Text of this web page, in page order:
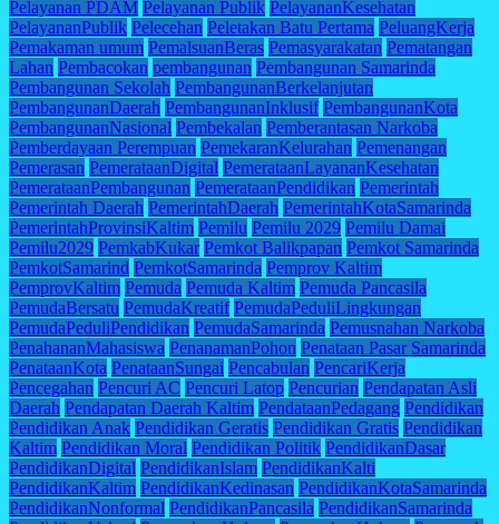
Pelayanan PDAM Pelayanan Publik PelayananKesehatan
PelayananPublik Pelecehan Peletakan Batu Pertama PeluangKerja
Pemakaman umum PemalsuanBeras Pemasyarakatan Pematangan
Lahan Pembacokan pembangunan Pembangunan Samarinda
Pembangunan Sekolah PembangunanBerkelanjutan
PembangunanDaerah PembangunanInklusif PembangunanKota
PembangunanNasional Pembekalan Pemberantasan Narkoba
Pemberdayaan Perempuan PemekaranKelurahan Pemenangan
Pemerasan PemerataanDigital PemerataanLayananKesehatan
PemerataanPembangunan PemerataanPendidikan Pemerintah
Pemerintah Daerah PemerintahDaerah PemerintahKotaSamarinda
PemerintahProvinsiKaltim Pemilu Pemilu 2029 Pemilu Damai
Pemilu2029 PemkabKukar Pemkot Balikpapan Pemkot Samarinda
PemkotSamarind PemkotSamarinda Pemprov Kaltim
PemprovKaltim Pemuda Pemuda Kaltim Pemuda Pancasila
PemudaBersatu PemudaKreatif PemudaPeduliLingkungan
PemudaPeduliPendidikan PemudaSamarinda Pemusnahan Narkoba
PenahananMahasiswa PenanamanPohon Penataan Pasar Samarinda
PenataanKota PenataanSungai Pencabulan PencariKerja
Pencegahan Pencuri AC Pencuri Latop Pencurian Pendapatan Asli
Daerah Pendapatan Daerah Kaltim PendataanPedagang Pendidikan
Pendidikan Anak Pendidikan Geratis Pendidikan Gratis Pendidikan
Kaltim Pendidikan Moral Pendidikan Politik PendidikanDasar
PendidikanDigital PendidikanIslam PendidikanKalti
PendidikanKaltim PendidikanKedinasan PendidikanKotaSamarinda
PendidikanNonformal PendidikanPancasila PendidikanSamarinda